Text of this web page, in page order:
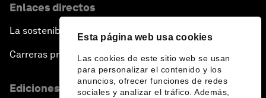
Esta página web usa cookies
Las cookies de este sitio web se usan
para personalizar el contenido y los
anuncios, ofrecer funciones de redes
sociales y analizar el tráfico. Además,
Enlaces directos
La sostenibilidad en el Foro
Carreras profesionales
Ediciones en otros idiomas